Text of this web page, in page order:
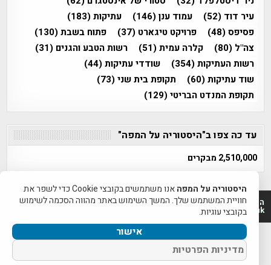
עיר דוד (52) עמוד ענן(146) עתיקות(183)
פסיפס(48) פרויקט טיגארט (37) פתוח בשבת(130)
צה"ל (80) קלרה עמית(51) רשות הטבע והגנים (31)
רשות העתיקות(354) שודדי עתיקות(44)
שוד עתיקות(60) תקופת בית שני(73)
תקופת המנדט הבריטי(129)
עד כה צפו ב"היסטוריה על המפה"
2,510,000 מבקרים
היסטוריה על המפה 2011-2026 | פרוייקט טיגארט 2012-2026|
www.mapah.co.il | www.tegart.uk
היסטוריה על המפה
אנו משתמשים בקובצי Cookie כדי לשפר את
חוויית המשתמש שלך. המשך השימוש באתר מהווה הסכמה לשימוש
בקובצי עוגיות.
אישור
מדיניות הפרטיות